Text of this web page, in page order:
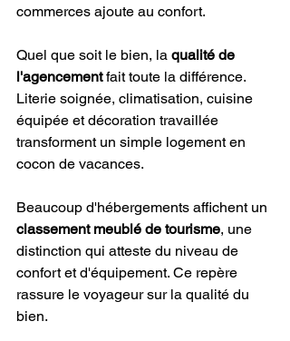
commerces ajoute au confort.
Quel que soit le bien, la qualité de
l'agencement fait toute la différence.
Literie soignée, climatisation, cuisine
équipée et décoration travaillée
transforment un simple logement en
cocon de vacances.
Beaucoup d'hébergements affichent un
classement meublé de tourisme, une
distinction qui atteste du niveau de
confort et d'équipement. Ce repère
rassure le voyageur sur la qualité du
bien.